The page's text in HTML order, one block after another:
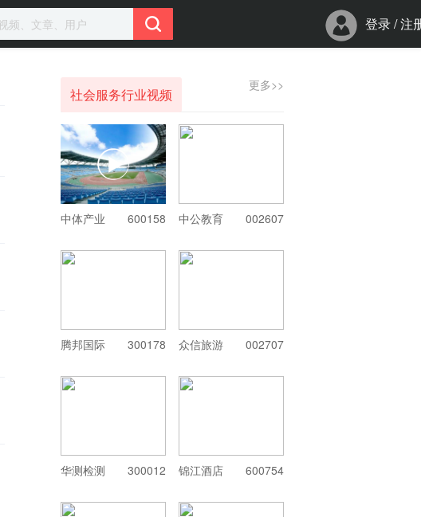
登录/注
社会服务行业视频
更多>>
中体产业 600158 中公教育 002607
腾邦国际 300178 众信旅游 002707
华测检测 300012 锦江酒店 600754